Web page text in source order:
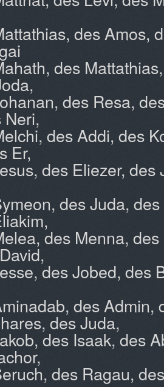
des Amos,
des
des Resa,
Neri,
des Addi, des
Er,
des Eliezer, des
des Juda,
des Menna,
des Jobed, des
des Admin,
des Juda,
des Isaak, des
des Ragau,